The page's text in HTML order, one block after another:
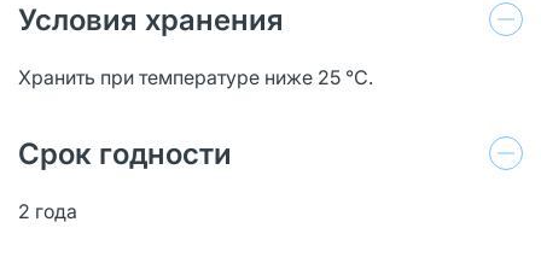
Условия хранения
Хранить при температуре ниже 25 ℃.
Срок годности
2 года